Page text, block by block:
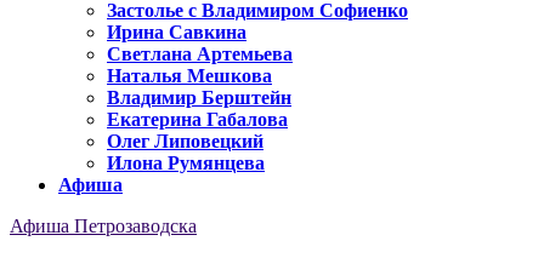
Застолье с Владимиром Софиенко
Ирина Савкина
Светлана Артемьева
Наталья Мешкова
Владимир Берштейн
Екатерина Габалова
Олег Липовецкий
Илона Румянцева
Афиша
Афиша Петрозаводска